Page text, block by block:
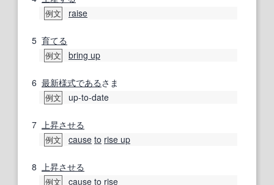
例文 raise
5 育てる
例文 bring up
6 最新様式であるさま
例文 up-to-date
7 上昇させる
例文 cause to rise up
8 上昇させる
例文 cause to rise